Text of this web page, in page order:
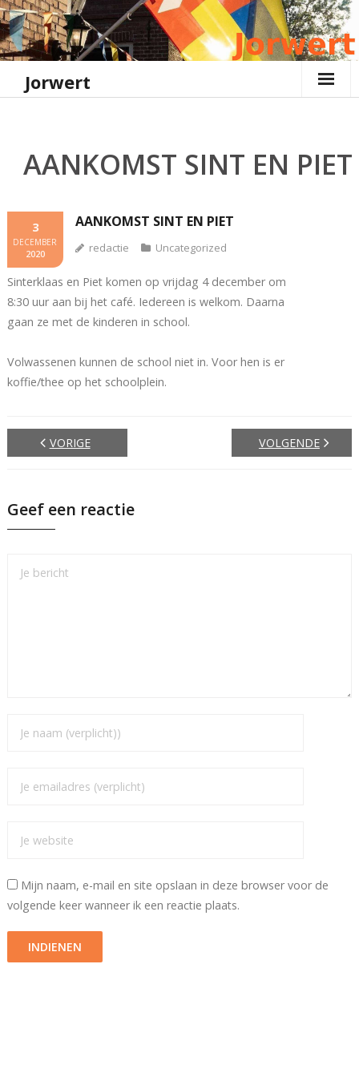
Ga
naar
de
Jorwert
AANKOMST SINT EN PIET
AANKOMST SINT EN PIET
3
DECEMBER
2020 redactie Uncategorized
Sinterklaas en Piet komen op vrijdag 4 december om
8:30 uur aan bij het café. Iedereen is welkom. Daarna
gaan ze met de kinderen in school.
Volwassenen kunnen de school niet in. Voor hen is er
koffie/thee op het schoolplein.
VORIGE VOLGENDE
Geef een reactie
Mijn naam, e-mail en site opslaan in deze browser voor de
volgende keer wanneer ik een reactie plaats.